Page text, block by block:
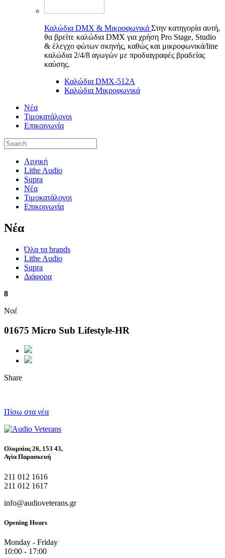
Καλώδια DMX & Μικροφωνικά Στην κατηγορία αυτή,
θα βρείτε καλώδια DMX για χρήση Pro Stage, Studio
& έλεγχο φώτων σκηνής, καθώς και μικροφωνικά/line
καλώδια 2/4/8 αγωγών με προδιαγραφές βραδείας
καύσης.
Καλώδια DMX-512A
Καλώδια Μικροφωνικά
Νέα
Τιμοκατάλογοι
Επικοινωνία
Αρχική
Lithe Audio
Supra
Νέα
Τιμοκατάλογοι
Επικοινωνία
Nέα
Όλα τα brands
Lithe Audio
Supra
Διάφορα
8
Νοέ
01675 Micro Sub Lifestyle-HR
Share
Πίσω στα νέα
Ολυμπίας 26, 153 43,
Αγία Παρασκευή
211 012 1616
211 012 1617
info@audioveterans.gr
Opening Hours
Monday - Friday
10:00 - 17:00